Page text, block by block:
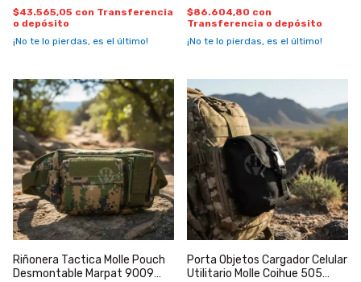
$43.565,05 con Transferencia
o depósito
¡No te lo pierdas, es el último!
$86.604,80 con
Transferencia o depósito
¡No te lo pierdas, es el último!
Riñonera Tactica Molle Pouch
Desmontable Marpat 9009
Porta Objetos Cargador Celular
Utilitario Molle Coihue 505